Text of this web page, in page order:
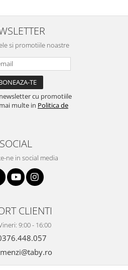
si promotiile noastre
cu promotiile
multe in Politica de
SOCIAL
ne in social media
CLIENTI
9:00 - 16:00